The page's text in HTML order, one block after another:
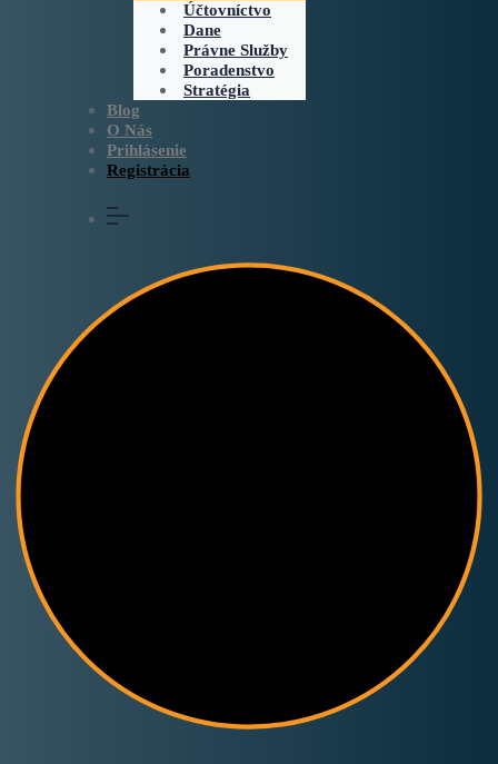
Účtovníctvo
Dane
Právne Služby
Poradenstvo
Stratégia
Blog
O Nás
Prihlásenie
Registrácia